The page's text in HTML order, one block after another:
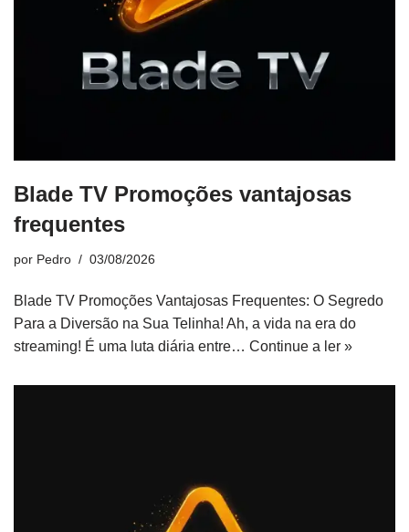
Blade TV Promoções vantajosas
frequentes
por Pedro 03/08/2026
Blade TV Promoções Vantajosas Frequentes: O Segredo
Para a Diversão na Sua Telinha! Ah, a vida na era do
streaming! É uma luta diária entre… Continue a ler »